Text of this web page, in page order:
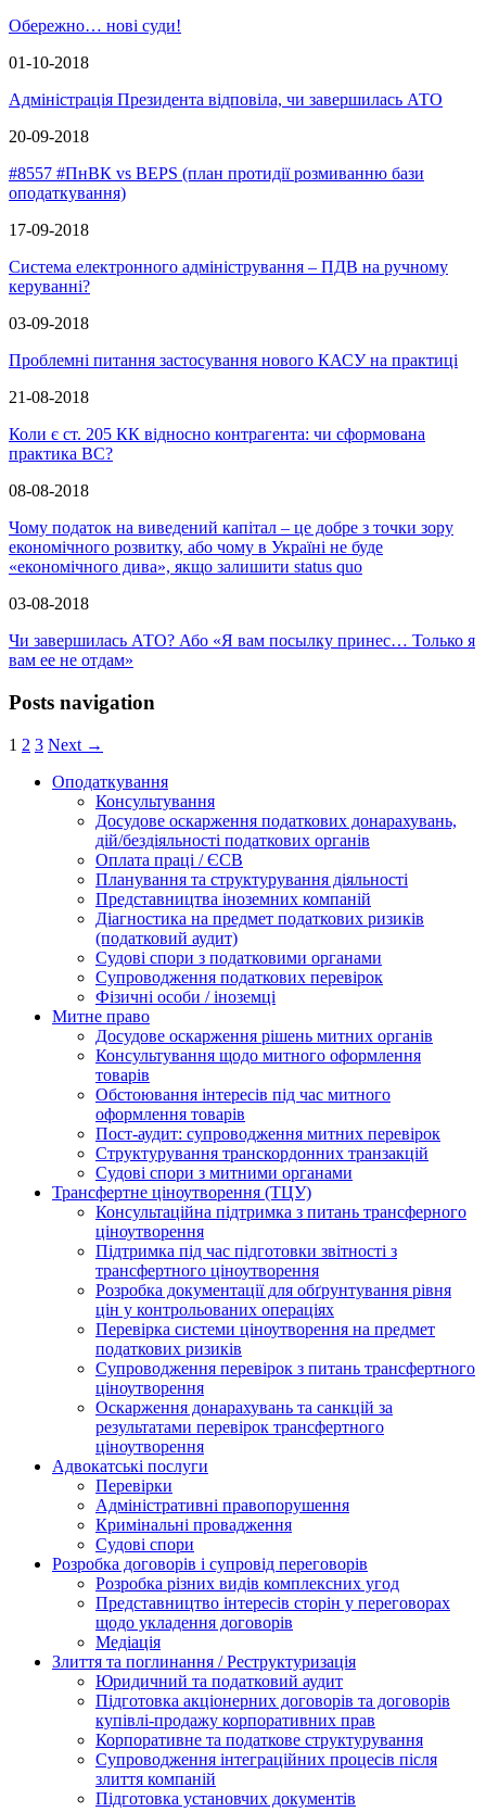
Обережно… нові суди!
01-10-2018
Адміністрація Президента відповіла, чи завершилась АТО
20-09-2018
#8557 #ПнВК vs BEPS (план протидії розмиванню бази
оподаткування)
17-09-2018
Система електронного адміністрування – ПДВ на ручному
керуванні?
03-09-2018
Проблемні питання застосування нового КАСУ на практиці
21-08-2018
Коли є ст. 205 КК відносно контрагента: чи сформована
практика ВС?
08-08-2018
Чому податок на виведений капітал – це добре з точки зору
економічного розвитку, або чому в Україні не буде
«економічного дива», якщо залишити status quo
03-08-2018
Чи завершилась АТО? Або «Я вам посылку принес… Только я
вам ее не отдам»
Posts navigation
1 2 3 Next →
Оподаткування
Консультування
Досудове оскарження податкових донарахувань,
дій/бездіяльності податкових органів
Оплата праці / ЄСВ
Планування та структурування діяльності
Представництва іноземних компаній
Діагностика на предмет податкових ризиків
(податковий аудит)
Судові спори з податковими органами
Супроводження податкових перевірок
Фізичні особи / іноземці
Митне право
Досудове оскарження рішень митних органів
Консультування щодо митного оформлення
товарів
Обстоювання інтересів під час митного
оформлення товарів
Пост-аудит: супроводження митних перевірок
Структурування транскордонних транзакцій
Судові спори з митними органами
Трансфертне ціноутворення (ТЦУ)
Консультаційна підтримка з питань трансферного
ціноутворення
Підтримка під час підготовки звітності з
трансфертного ціноутворення
Розробка документації для обґрунтування рівня
цін у контрольованих операціях
Перевірка системи ціноутворення на предмет
податкових ризиків
Супроводження перевірок з питань трансфертного
ціноутворення
Оскарження донарахувань та санкцій за
результатами перевірок трансфертного
ціноутворення
Адвокатські послуги
Перевірки
Адміністративні правопорушення
Кримінальні провадження
Судові спори
Розробка договорів і супровід переговорів
Розробка різних видів комплексних угод
Представництво інтересів сторін у переговорах
щодо укладення договорів
Медіація
Злиття та поглинання / Реструктуризація
Юридичний та податковий аудит
Підготовка акціонерних договорів та договорів
купівлі-продажу корпоративних прав
Корпоративне та податкове структурування
Супроводження інтеграційних процесів після
злиття компаній
Підготовка установчих документів